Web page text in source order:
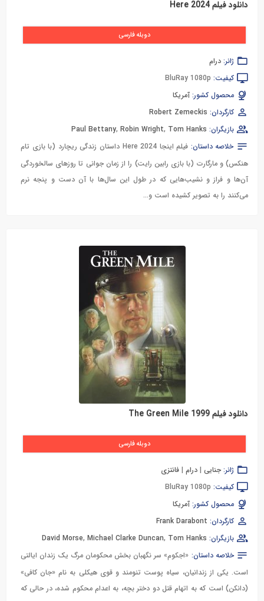
دانلود فیلم Here 2024
دوبله فارسی
ژانر: درام
کیفیت: BluRay 1080p
محصول کشور: آمریکا
کارگردان: Robert Zemeckis
بازیگران:
Paul Bettany, Robin Wright, Tom Hanks
خلاصه داستان:
فیلم اینجا Here 2024 داستان زندگی ریچارد (با بازی تام
هنکس) و مارگارت (با بازی رابین رایت) را از زمان جوانی تا روزهای سالخوردگی
آن‌ها و فراز و نشیب‌هایی که در طول این سال‌ها با آن دست و پنجه نرم
می‌کنند را به تصویر کشیده است و…
دانلود فیلم The Green Mile 1999
دوبله فارسی
ژانر: جنایی | درام | فانتزی
کیفیت: BluRay 1080p
محصول کشور: آمریکا
کارگردان: Frank Darabont
بازیگران:
David Morse, Michael Clarke Duncan, Tom Hanks
خلاصه داستان: «اجکوم» سر نگهبان بخش محکومان مرگ یک زندان ایالتی
است. یکی از زندانیان، سیاه پوست تنومند و قوی هیکلی به نام «جان کافی»
(دانکن) است که به اتهام قتل دو دختر بچه، به اعدام محکوم شده، در حالی که